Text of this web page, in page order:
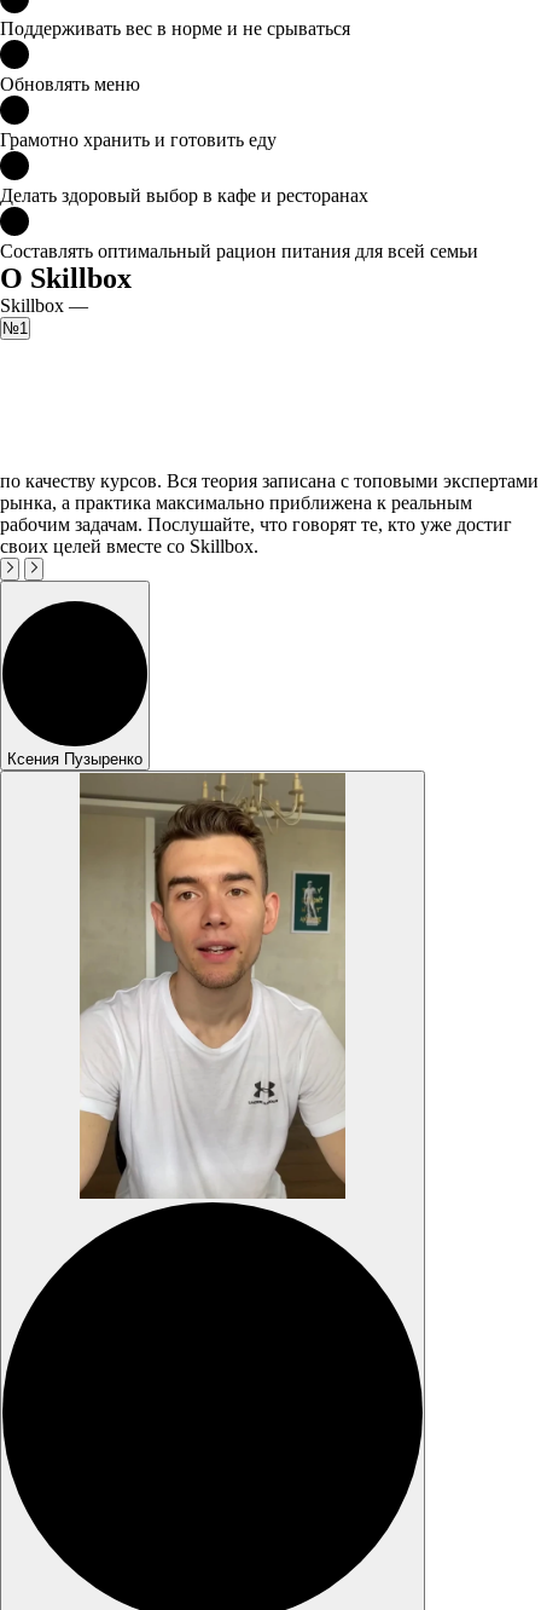
Поддерживать вес в норме и не срываться
Обновлять меню
Грамотно хранить и готовить еду
Делать здоровый выбор в кафе и ресторанах
Составлять оптимальный рацион питания для всей семьи
О Skillbox
Skillbox —
№1
по качеству курсов. Вся теория записана с топовыми экспертами
рынка, а практика максимально приближена к реальным
рабочим задачам. Послушайте, что говорят те, кто уже достиг
своих целей вместе со Skillbox.
Ксения Пузыренко